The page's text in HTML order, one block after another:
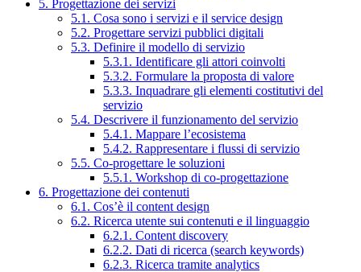
5. Progettazione dei servizi
5.1. Cosa sono i servizi e il service design
5.2. Progettare servizi pubblici digitali
5.3. Definire il modello di servizio
5.3.1. Identificare gli attori coinvolti
5.3.2. Formulare la proposta di valore
5.3.3. Inquadrare gli elementi costitutivi del
servizio
5.4. Descrivere il funzionamento del servizio
5.4.1. Mappare l’ecosistema
5.4.2. Rappresentare i flussi di servizio
5.5. Co-progettare le soluzioni
5.5.1. Workshop di co-progettazione
6. Progettazione dei contenuti
6.1. Cos’è il content design
6.2. Ricerca utente sui contenuti e il linguaggio
6.2.1. Content discovery
6.2.2. Dati di ricerca (search keywords)
6.2.3. Ricerca tramite analytics